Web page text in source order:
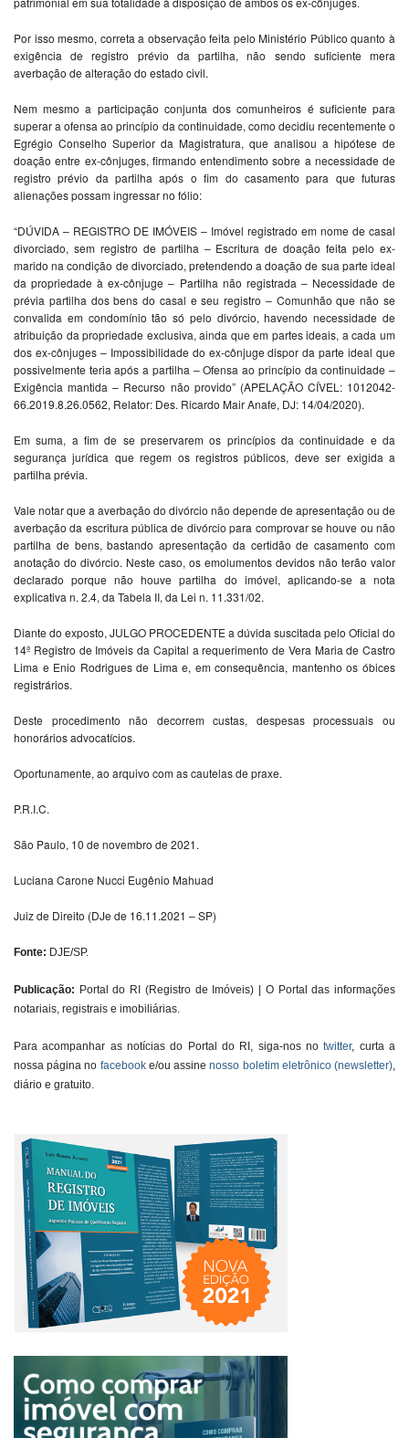
Por isso mesmo, correta a observação feita pelo Ministério Público quanto à
exigência de registro prévio da partilha, não sendo suficiente mera
averbação de alteração do estado civil.
Nem mesmo a participação conjunta dos comunheiros é suficiente para
superar a ofensa ao princípio da continuidade, como decidiu recentemente o
Egrégio Conselho Superior da Magistratura, que analisou a hipótese de
doação entre ex-cônjuges, firmando entendimento sobre a necessidade de
registro prévio da partilha após o fim do casamento para que futuras
alienações possam ingressar no fólio:
“DÚVIDA – REGISTRO DE IMÓVEIS – Imóvel registrado em nome de casal
divorciado, sem registro de partilha – Escritura de doação feita pelo ex-
marido na condição de divorciado, pretendendo a doação de sua parte ideal
da propriedade à ex-cônjuge – Partilha não registrada – Necessidade de
prévia partilha dos bens do casal e seu registro – Comunhão que não se
convalida em condomínio tão só pelo divórcio, havendo necessidade de
atribuição da propriedade exclusiva, ainda que em partes ideais, a cada um
dos ex-cônjuges – Impossibilidade do ex-cônjuge dispor da parte ideal que
possivelmente teria após a partilha – Ofensa ao princípio da continuidade –
Exigência mantida – Recurso não provido” (APELAÇÃO CÍVEL: 1012042-
66.2019.8.26.0562, Relator: Des. Ricardo Mair Anafe, DJ: 14/04/2020).
Em suma, a fim de se preservarem os princípios da continuidade e da
segurança jurídica que regem os registros públicos, deve ser exigida a
partilha prévia.
Vale notar que a averbação do divórcio não depende de apresentação ou de
averbação da escritura pública de divórcio para comprovar se houve ou não
partilha de bens, bastando apresentação da certidão de casamento com
anotação do divórcio. Neste caso, os emolumentos devidos não terão valor
declarado porque não houve partilha do imóvel, aplicando-se a nota
explicativa n. 2.4, da Tabela II, da Lei n. 11.331/02.
Diante do exposto, JULGO PROCEDENTE a dúvida suscitada pelo Oficial do
14º Registro de Imóveis da Capital a requerimento de Vera Maria de Castro
Lima e Enio Rodrigues de Lima e, em consequência, mantenho os óbices
registrários.
Deste procedimento não decorrem custas, despesas processuais ou
honorários advocatícios.
Oportunamente, ao arquivo com as cautelas de praxe.
P.R.I.C.
São Paulo, 10 de novembro de 2021.
Luciana Carone Nucci Eugênio Mahuad
Juiz de Direito (DJe de 16.11.2021 – SP)
Fonte: DJE/SP.
Publicação: Portal do RI (Registro de Imóveis) | O Portal das informações
notariais, registrais e imobiliárias.
Para acompanhar as notícias do Portal do RI, siga-nos notwitter, curta a
nossa página no facebooke/ou assinenosso boletim eletrônico (newsletter)
diário e gratuito.